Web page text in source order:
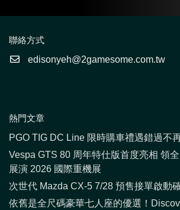
聯絡方式
edisonyeh@2gamesome.com.tw
熱門文章
PGO TIG DC Line 限時購車禮遇錯過不再
Vespa GTS 80 周年特仕版首度亮相 領
展演 2026 國際重機展
次世代 Mazda CX-5 7/28 預售接單啟動
依舊是全尺碼豪華七人座的優選！